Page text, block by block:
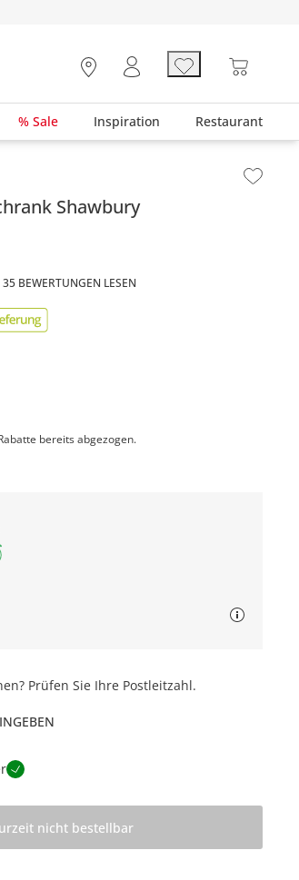
% Sale Inspiration Restaurant
Shawbury
35 BEWERTUNGEN LESEN
bereits abgezogen.
Prüfen Sie Ihre Postleitzahl.
nicht bestellbar